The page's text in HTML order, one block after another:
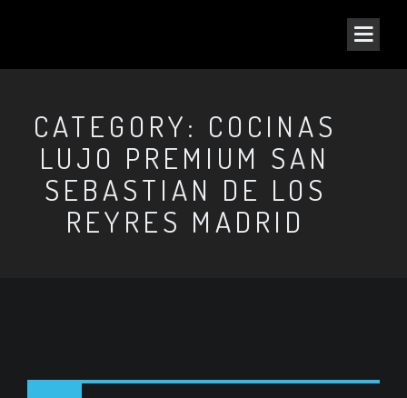
CATEGORY: COCINAS
LUJO PREMIUM SAN
SEBASTIAN DE LOS
REYRES MADRID